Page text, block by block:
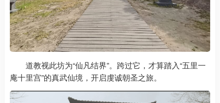
道教视此坊为“仙凡结界”。跨过它，才算踏入“五里一
庵十里宫”的真武仙境，开启虔诚朝圣之旅。